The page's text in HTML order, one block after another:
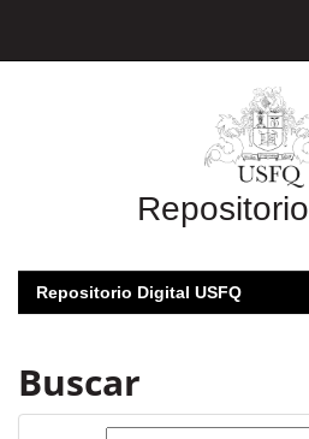
Repositorio
Repositorio Digital USFQ
Buscar